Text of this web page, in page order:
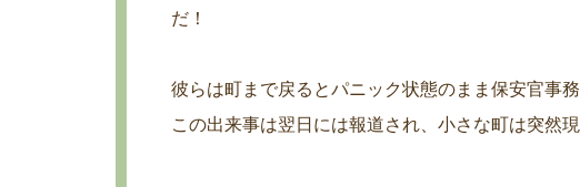
だ！
彼らは町まで戻るとパニック状態のまま保安官事
この出来事は翌日には報道され、小さな町は突然